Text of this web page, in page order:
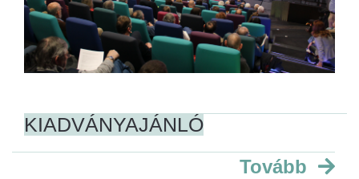
KIADVÁNYAJÁNLÓ
Tovább